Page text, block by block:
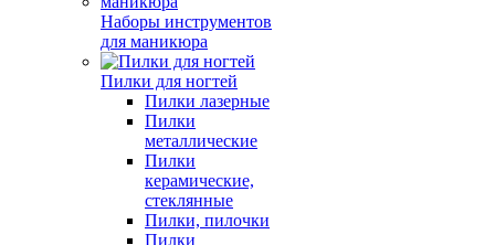
Наборы инструментов
для маникюра
Пилки для ногтей
Пилки лазерные
Пилки
металлические
Пилки
керамические,
стеклянные
Пилки, пилочки
Пилки